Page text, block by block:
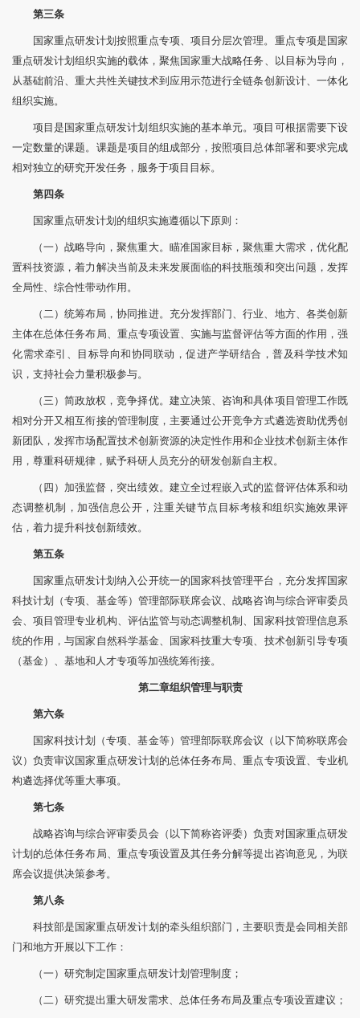
第三条
国家重点研发计划按照重点专项、项目分层次管理。重点专项是国家
重点研发计划组织实施的载体，聚焦国家重大战略任务、以目标为导向，
从基础前沿、重大共性关键技术到应用示范进行全链条创新设计、一体化
组织实施。
项目是国家重点研发计划组织实施的基本单元。项目可根据需要下设
一定数量的课题。课题是项目的组成部分，按照项目总体部署和要求完成
相对独立的研究开发任务，服务于项目目标。
第四条
国家重点研发计划的组织实施遵循以下原则：
（一）战略导向，聚焦重大。瞄准国家目标，聚焦重大需求，优化配
置科技资源，着力解决当前及未来发展面临的科技瓶颈和突出问题，发挥
全局性、综合性带动作用。
（二）统筹布局，协同推进。充分发挥部门、行业、地方、各类创新
主体在总体任务布局、重点专项设置、实施与监督评估等方面的作用，强
化需求牵引、目标导向和协同联动，促进产学研结合，普及科学技术知
识，支持社会力量积极参与。
（三）简政放权，竞争择优。建立决策、咨询和具体项目管理工作既
相对分开又相互衔接的管理制度，主要通过公开竞争方式遴选资助优秀创
新团队，发挥市场配置技术创新资源的决定性作用和企业技术创新主体作
用，尊重科研规律，赋予科研人员充分的研发创新自主权。
（四）加强监督，突出绩效。建立全过程嵌入式的监督评估体系和动
态调整机制，加强信息公开，注重关键节点目标考核和组织实施效果评
估，着力提升科技创新绩效。
第五条
国家重点研发计划纳入公开统一的国家科技管理平台，充分发挥国家
科技计划（专项、基金等）管理部际联席会议、战略咨询与综合评审委员
会、项目管理专业机构、评估监管与动态调整机制、国家科技管理信息系
统的作用，与国家自然科学基金、国家科技重大专项、技术创新引导专项
（基金）、基地和人才专项等加强统筹衔接。
第二章组织管理与职责
第六条
国家科技计划（专项、基金等）管理部际联席会议（以下简称联席会
议）负责审议国家重点研发计划的总体任务布局、重点专项设置、专业机
构遴选择优等重大事项。
第七条
战略咨询与综合评审委员会（以下简称咨评委）负责对国家重点研发
计划的总体任务布局、重点专项设置及其任务分解等提出咨询意见，为联
席会议提供决策参考。
第八条
科技部是国家重点研发计划的牵头组织部门，主要职责是会同相关部
门和地方开展以下工作：
（一）研究制定国家重点研发计划管理制度；
（二）研究提出重大研发需求、总体任务布局及重点专项设置建议；